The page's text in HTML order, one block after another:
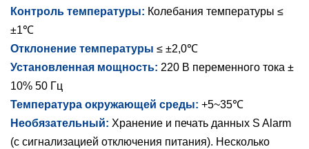
Контроль температуры: Колебания температуры ≤
±1℃
Отклонение температуры ≤ ±2,0℃
Установленная мощность: 220 В переменного тока ±
10% 50 Гц
Температура окружающей среды: +5~35℃
Необязательный: Хранение и печать данных S Alarm
(с сигнализацией отключения питания). Несколько